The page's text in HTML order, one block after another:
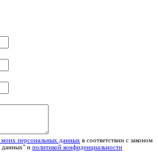
моих персональных данных в соответствии с законом
и политикой конфиденциальности